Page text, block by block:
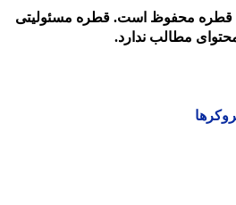
محفوظ است. قطره مسئولیتی
مطالب ندارد.